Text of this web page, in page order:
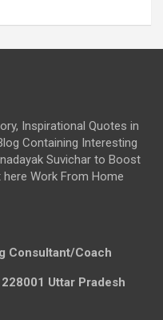
Inspirational Quotes in
Containing Interesting
Suvichar to Boost
Work From Home
Consultant/Coach
Uttar Pradesh